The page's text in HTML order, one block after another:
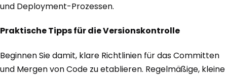
und Deployment-Prozessen.
Praktische Tipps für die Versionskontrolle
Beginnen Sie damit, klare Richtlinien für das Committen
und Mergen von Code zu etablieren. Regelmäßige, kleine